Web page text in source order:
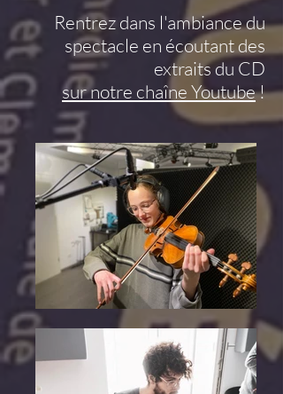
Rentrez dans l'ambiance du
spectacle en écoutant des
extraits du CD
sur notre chaîne Youtube!